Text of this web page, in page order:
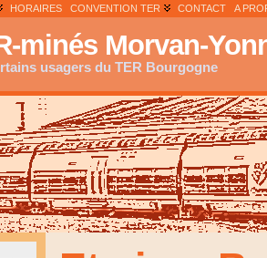
HORAIRES CONVENTION TER CONTACT A
minés Morvan-
usagers du TER Bourgogne